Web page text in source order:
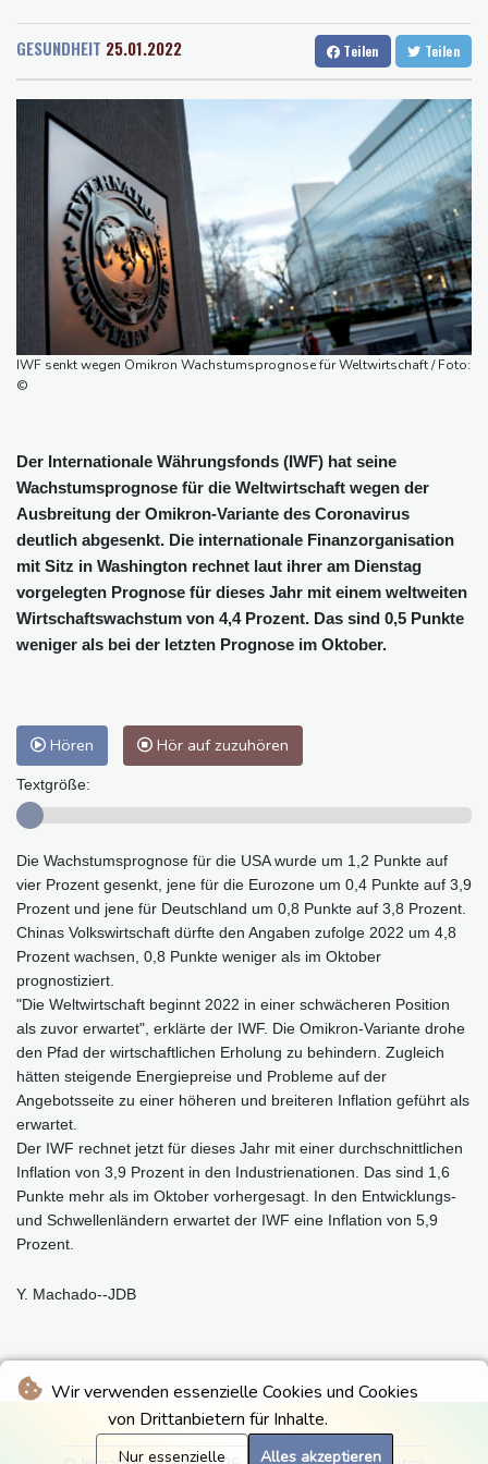
Wir verwenden essenzielle Cookies und Cookies
von Drittanbietern für Inhalte.
Nur essenzielle Alles akzeptieren
Dresden
29 °C Wien
30 °C
Baden-Baden
17 °C
deutliche Gewinnzuwachs
Frau aus Berliner Kleingartenvorstand soll fast eine Million Euro
veruntreut haben
Zahl deutscher Azubis sinkt deutlich - Anstieg bei ausländischen
Auszubildenden
Frau fällt bei Gewitter von Motorboot in Bodensee und stirbt
Rüstungsbetrieb in Bayern ausgespäht: Mutmaßlicher Agent
festgenommen
Myanmars Ex-General Min Aung Hlaing zu erstem Besuch in
Thailand als Präsident
Drohnenabwehr: Grüne fordern "klare Zuständigkeiten" - SPD
sieht Behörden gestärkt
GESUNDHEIT 25.01.2022 Teilen Teilen
IWF senkt wegen Omikron Wachstumsprognose für Weltwirtschaft / Foto:
©
Der Internationale Währungsfonds (IWF) hat seine
Wachstumsprognose für die Weltwirtschaft wegen der
Ausbreitung der Omikron-Variante des Coronavirus
deutlich abgesenkt. Die internationale Finanzorganisation
mit Sitz in Washington rechnet laut ihrer am Dienstag
vorgelegten Prognose für dieses Jahr mit einem weltweiten
Wirtschaftswachstum von 4,4 Prozent. Das sind 0,5 Punkte
weniger als bei der letzten Prognose im Oktober.
Hören Hör auf zuzuhören
Textgröße:
Die Wachstumsprognose für die USA wurde um 1,2 Punkte auf
vier Prozent gesenkt, jene für die Eurozone um 0,4 Punkte auf 3,9
Prozent und jene für Deutschland um 0,8 Punkte auf 3,8 Prozent.
Chinas Volkswirtschaft dürfte den Angaben zufolge 2022 um 4,8
Prozent wachsen, 0,8 Punkte weniger als im Oktober
prognostiziert.
"Die Weltwirtschaft beginnt 2022 in einer schwächeren Position
als zuvor erwartet", erklärte der IWF. Die Omikron-Variante drohe
den Pfad der wirtschaftlichen Erholung zu behindern. Zugleich
hätten steigende Energiepreise und Probleme auf der
Angebotsseite zu einer höheren und breiteren Inflation geführt als
erwartet.
Der IWF rechnet jetzt für dieses Jahr mit einer durchschnittlichen
Inflation von 3,9 Prozent in den Industrienationen. Das sind 1,6
Punkte mehr als im Oktober vorhergesagt. In den Entwicklungs-
und Schwellenländern erwartet der IWF eine Inflation von 5,9
Prozent.
Y. Machado--JDB